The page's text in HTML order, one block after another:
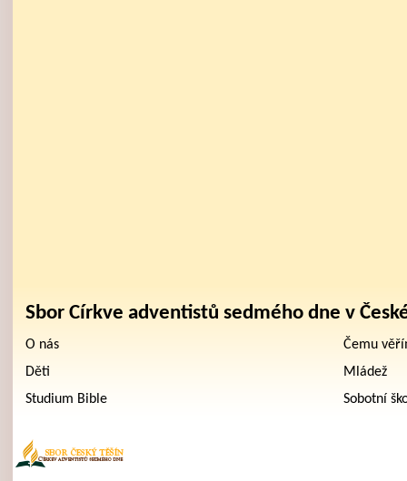
Sbor Církve adventistů sedmého dne v
O nás
Čemu
Děti
Mládež
Studium Bible
Sobotní